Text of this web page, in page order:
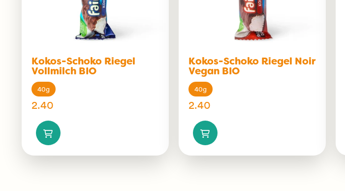
Kokos-Schoko Riegel
Vollmilch BIO
40g
2.40
Kokos-Schoko Riegel Noir
Vegan BIO
40g
2.40